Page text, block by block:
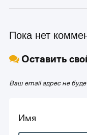
Пока нет
Оставить
Ваш email адрес не
Имя